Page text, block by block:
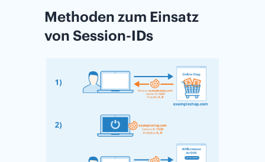
Methoden zum Einsatz
von Session-IDs